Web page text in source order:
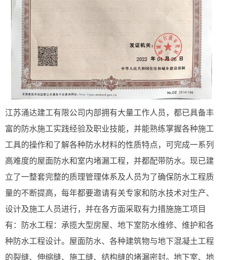
江苏涌达建工有限公司内部拥有大量工作人员，都已具备丰
富的防水施工实践经验及职业技能，并能熟练掌握各种施工
工具的操作和了解各种防水材料的性质特点，可完成一系列
高难度的屋面防水和室内堵漏工程，并都配带防水。现已建
立了一整套完整的质理管理体系及人员为了确保防水工程质
量的不断提高，每年都要邀请有关专家和防水技术对生产、
设计及施工人员进行，并在各方面采取有力措施施工项目
有：防水工程：承揽大型房屋、地下室防水维修、维护和各
种防水工程设计。屋面防水、各种建筑物与地下混凝土工程
的裂缝、伸缩缝、施工缝、结构缝的堵漏密封。地下室、地